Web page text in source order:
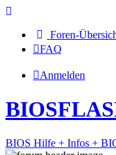
Foren-
FAQ
Anmelden
BIOS Hilfe + Infos +